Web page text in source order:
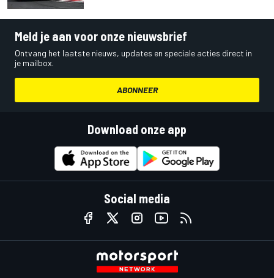
Meld je aan voor onze nieuwsbrief
Ontvang het laatste nieuws, updates en speciale acties direct in
je mailbox.
ABONNEER
Download onze app
Social media